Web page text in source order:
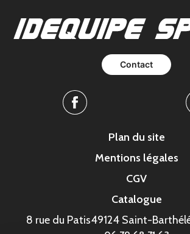
Contact
Facebook
Plan du site
Mentions légales
CGV
Catalogue
8 rue du Patis49124 Saint-